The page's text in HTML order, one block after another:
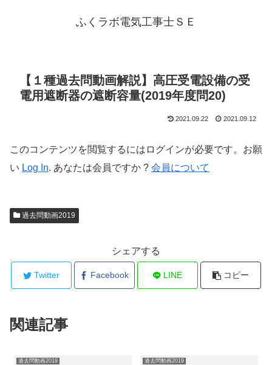
ふくラボ電気工事士ＳＥ
【１種過去問動画解説】高圧受電設備の受
電用遮断器の遮断容量(2019年度問20)
2021.09.22 2021.09.12
このコンテンツを閲覧するにはログインが必要です。お願
い Log In. あなたは会員ですか ? 会員について
過去問動画2019
シェアする
Twitter Facebook LINE コピー
関連記事
過去問動画2019 過去問動画2019